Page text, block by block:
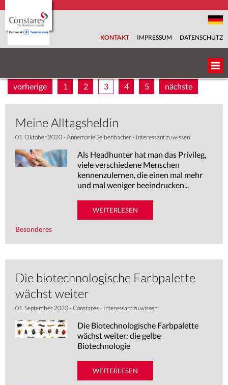
KONTAKT IMPRESSUM DATENSCHUTZ
ÜBER UNS
BRANCHEN
FACHBEREICHE
REFERENZEN
NEWS
vorherige 1 2 3 4 5 nächste
Meine Alltagsheldin
01. Oktober 2020 · Annemarie Selbenbacher · Interessant zu wissen
Als Headhunter hat man das Privileg,
viele verschiedene Menschen
kennenzulernen, die einen mal mehr
und mal weniger beeindrucken...
WEITERLESEN
Besonderes
Die biotechnologische Farbpalette
wächst weiter
01. September 2020 · Constares · Interessant zu wissen
Die Biotechnologische Farbpalette
wächst weiter: die gelbe
Biotechnologie
WEITERLESEN